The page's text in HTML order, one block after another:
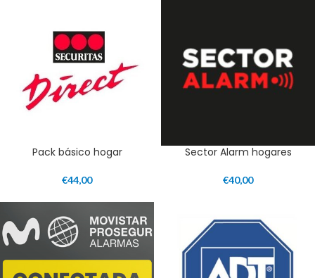
Pack básico hogar
€44,00
Sector Alarm hogares
€40,00